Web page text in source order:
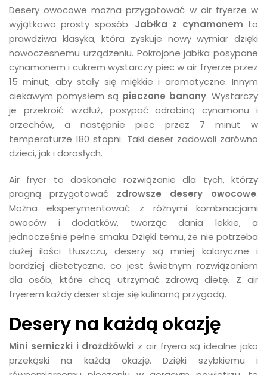
Desery owocowe można przygotować w air fryerze w
wyjątkowo prosty sposób. Jabłka z cynamonem to
prawdziwa klasyka, która zyskuje nowy wymiar dzięki
nowoczesnemu urządzeniu. Pokrojone jabłka posypane
cynamonem i cukrem wystarczy piec w air fryerze przez
15 minut, aby stały się miękkie i aromatyczne. Innym
ciekawym pomysłem są pieczone banany. Wystarczy
je przekroić wzdłuż, posypać odrobiną cynamonu i
orzechów, a następnie piec przez 7 minut w
temperaturze 180 stopni. Taki deser zadowoli zarówno
dzieci, jak i dorosłych.
Air fryer to doskonałe rozwiązanie dla tych, którzy
pragną przygotować zdrowsze desery owocowe.
Można eksperymentować z różnymi kombinacjami
owoców i dodatków, tworząc dania lekkie, a
jednocześnie pełne smaku. Dzięki temu, że nie potrzeba
dużej ilości tłuszczu, desery są mniej kaloryczne i
bardziej dietetyczne, co jest świetnym rozwiązaniem
dla osób, które chcą utrzymać zdrową dietę. Z air
fryerem każdy deser staje się kulinarną przygodą.
Desery na każdą okazję
Mini serniczki i drożdżówki z air fryera są idealne jako
przekąski na każdą okazję. Dzięki szybkiemu i